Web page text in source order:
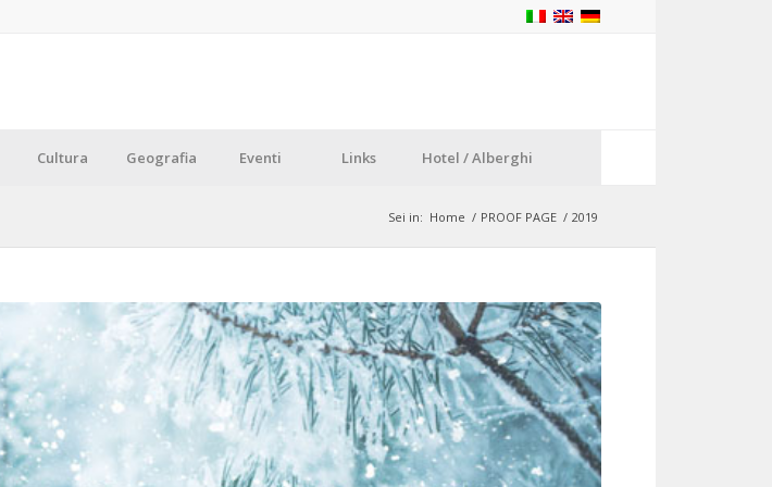
Cultura Geografia Eventi Links Hotel / Alberghi
Sei in: Home / PROOF PAGE / 2019